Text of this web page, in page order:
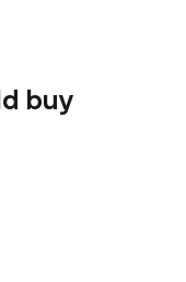
buy